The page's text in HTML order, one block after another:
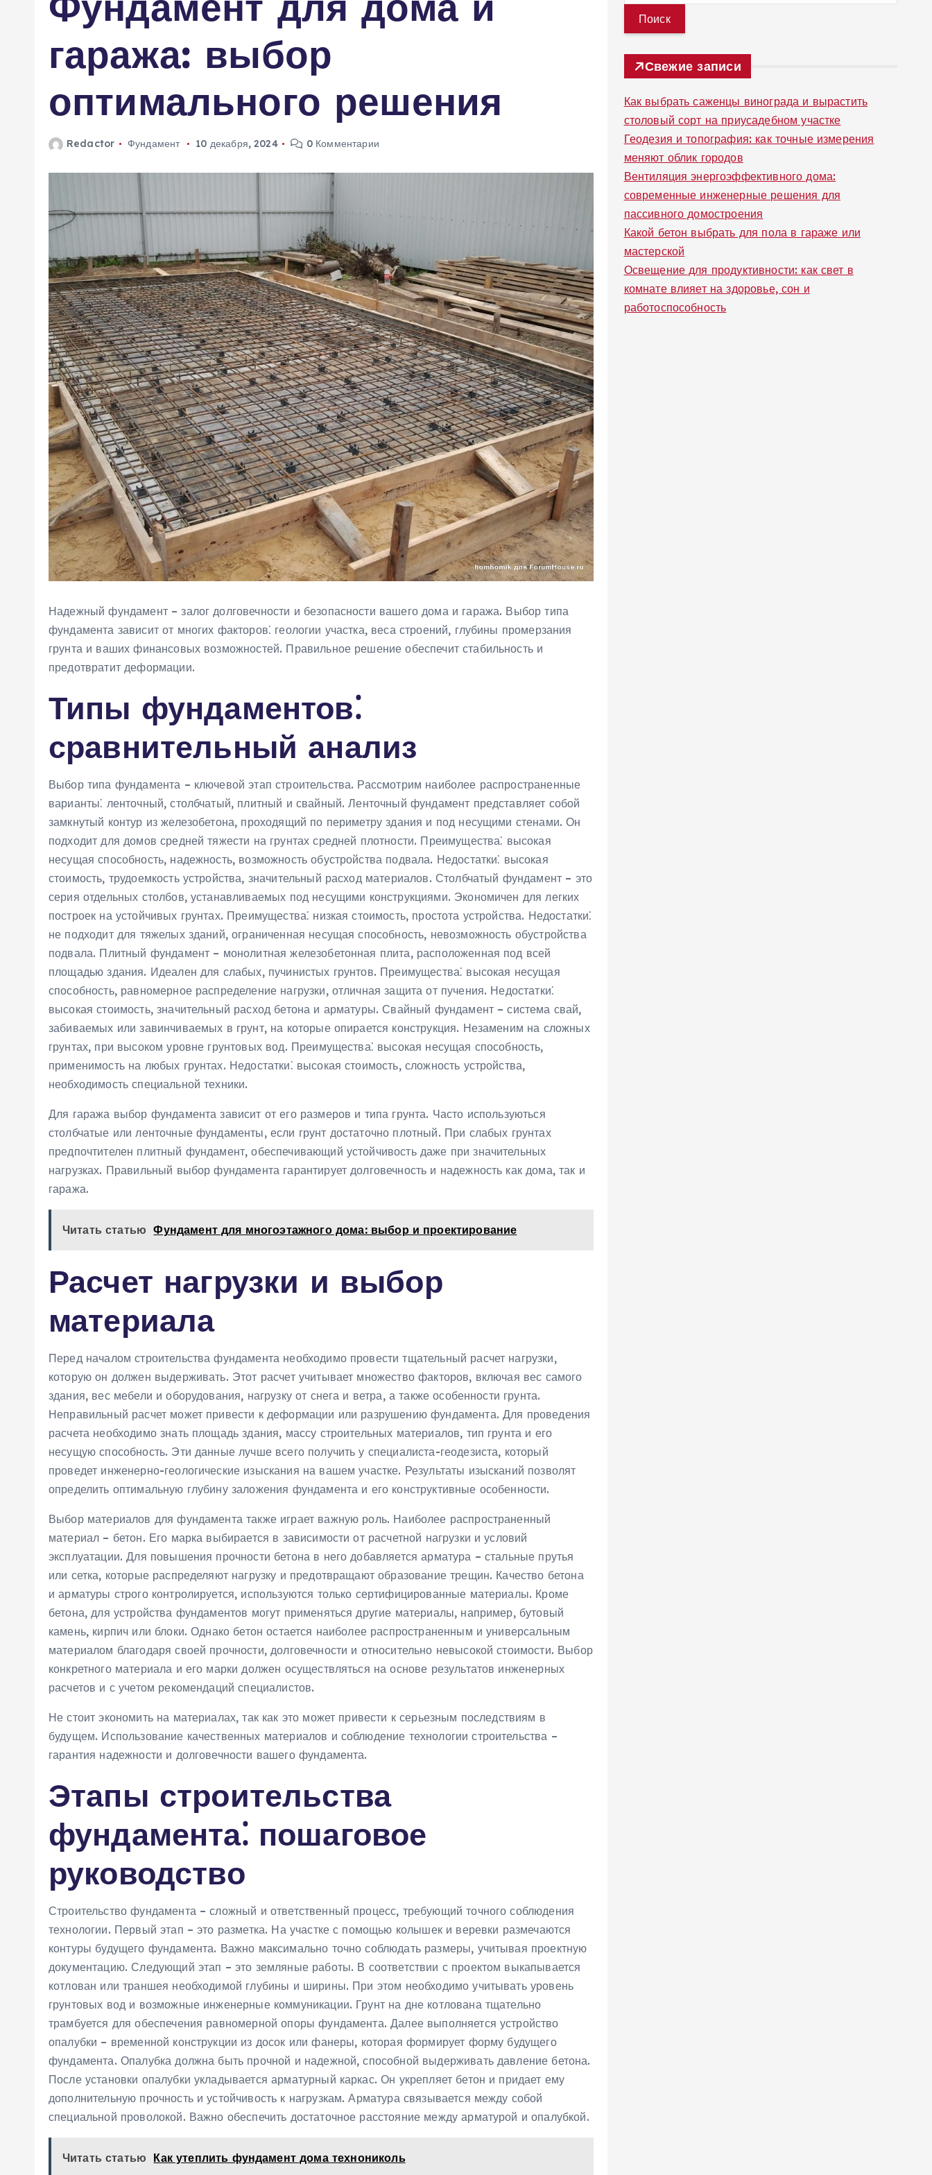
гаража: выбор
оптимального решения
Redactor Фундамент 10 декабря, 2024 0 Комментарии
Надежный фундамент – залог долговечности и безопасности вашего дома и гаража. Выбор типа
фундамента зависит от многих факторов⁚ геологии участка, веса строений, глубины промерзания
грунта и ваших финансовых возможностей. Правильное решение обеспечит стабильность и
предотвратит деформации.
Типы фундаментов⁚
сравнительный анализ
Выбор типа фундамента – ключевой этап строительства. Рассмотрим наиболее распространенные
варианты⁚ ленточный, столбчатый, плитный и свайный. Ленточный фундамент представляет собой
замкнутый контур из железобетона, проходящий по периметру здания и под несущими стенами. Он
подходит для домов средней тяжести на грунтах средней плотности. Преимущества⁚ высокая
несущая способность, надежность, возможность обустройства подвала. Недостатки⁚ высокая
стоимость, трудоемкость устройства, значительный расход материалов. Столбчатый фундамент – это
серия отдельных столбов, устанавливаемых под несущими конструкциями. Экономичен для легких
построек на устойчивых грунтах. Преимущества⁚ низкая стоимость, простота устройства. Недостатки⁚
не подходит для тяжелых зданий, ограниченная несущая способность, невозможность обустройства
подвала. Плитный фундамент – монолитная железобетонная плита, расположенная под всей
площадью здания. Идеален для слабых, пучинистых грунтов. Преимущества⁚ высокая несущая
способность, равномерное распределение нагрузки, отличная защита от пучения. Недостатки⁚
высокая стоимость, значительный расход бетона и арматуры. Свайный фундамент – система свай,
забиваемых или завинчиваемых в грунт, на которые опирается конструкция. Незаменим на сложных
грунтах, при высоком уровне грунтовых вод. Преимущества⁚ высокая несущая способность,
применимость на любых грунтах. Недостатки⁚ высокая стоимость, сложность устройства,
необходимость специальной техники.
Для гаража выбор фундамента зависит от его размеров и типа грунта. Часто используються
столбчатые или ленточные фундаменты, если грунт достаточно плотный. При слабых грунтах
предпочтителен плитный фундамент, обеспечивающий устойчивость даже при значительных
нагрузках. Правильный выбор фундамента гарантирует долговечность и надежность как дома, так и
гаража.
Читать статью Фундамент для многоэтажного дома: выбор и проектирование
Расчет нагрузки и выбор
материала
Перед началом строительства фундамента необходимо провести тщательный расчет нагрузки,
которую он должен выдерживать. Этот расчет учитывает множество факторов, включая вес самого
здания, вес мебели и оборудования, нагрузку от снега и ветра, а также особенности грунта.
Неправильный расчет может привести к деформации или разрушению фундамента. Для проведения
расчета необходимо знать площадь здания, массу строительных материалов, тип грунта и его
несущую способность. Эти данные лучше всего получить у специалиста-геодезиста, который
проведет инженерно-геологические изыскания на вашем участке. Результаты изысканий позволят
определить оптимальную глубину заложения фундамента и его конструктивные особенности.
Выбор материалов для фундамента также играет важную роль. Наиболее распространенный
материал – бетон. Его марка выбирается в зависимости от расчетной нагрузки и условий
эксплуатации. Для повышения прочности бетона в него добавляется арматура – стальные прутья
или сетка, которые распределяют нагрузку и предотвращают образование трещин. Качество бетона
и арматуры строго контролируется, используются только сертифицированные материалы. Кроме
бетона, для устройства фундаментов могут применяться другие материалы, например, бутовый
камень, кирпич или блоки. Однако бетон остается наиболее распространенным и универсальным
материалом благодаря своей прочности, долговечности и относительно невысокой стоимости. Выбор
конкретного материала и его марки должен осуществляться на основе результатов инженерных
расчетов и с учетом рекомендаций специалистов.
Не стоит экономить на материалах, так как это может привести к серьезным последствиям в
будущем. Использование качественных материалов и соблюдение технологии строительства –
гарантия надежности и долговечности вашего фундамента.
Этапы строительства
фундамента⁚ пошаговое
руководство
Строительство фундамента – сложный и ответственный процесс, требующий точного соблюдения
технологии. Первый этап – это разметка. На участке с помощью колышек и веревки размечаются
контуры будущего фундамента. Важно максимально точно соблюдать размеры, учитывая проектную
документацию. Следующий этап – это земляные работы. В соответствии с проектом выкапывается
котлован или траншея необходимой глубины и ширины. При этом необходимо учитывать уровень
грунтовых вод и возможные инженерные коммуникации. Грунт на дне котлована тщательно
трамбуется для обеспечения равномерной опоры фундамента. Далее выполняется устройство
опалубки – временной конструкции из досок или фанеры, которая формирует форму будущего
фундамента. Опалубка должна быть прочной и надежной, способной выдерживать давление бетона.
После установки опалубки укладывается арматурный каркас. Он укрепляет бетон и придает ему
дополнительную прочность и устойчивость к нагрузкам. Арматура связывается между собой
специальной проволокой. Важно обеспечить достаточное расстояние между арматурой и опалубкой.
Читать статью Как утеплить фундамент дома технониколь
т
и
Свежие записи
Как выбрать саженцы винограда и вырастить
столовый сорт на приусадебном участке
Геодезия и топография: как точные измерения
меняют облик городов
Вентиляция энергоэффективного дома:
современные инженерные решения для
пассивного домостроения
Какой бетон выбрать для пола в гараже или
мастерской
Освещение для продуктивности: как свет в
комнате влияет на здоровье, сон и
работоспособность